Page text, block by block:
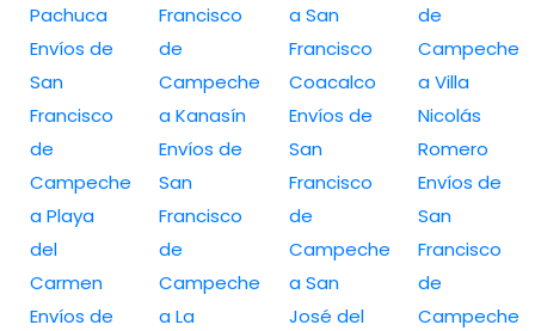
Pachuca
Envíos de
San
Francisco
de
Campeche
a Playa
del
Carmen
Envíos de
Francisco
de
Campeche
a Kanasín
Envíos de
San
Francisco
de
Campeche
a La
a San
Francisco
Coacalco
Envíos de
San
Francisco
de
Campeche
a San
José del
de
Campeche
a Villa
Nicolás
Romero
Envíos de
San
Francisco
de
Campeche